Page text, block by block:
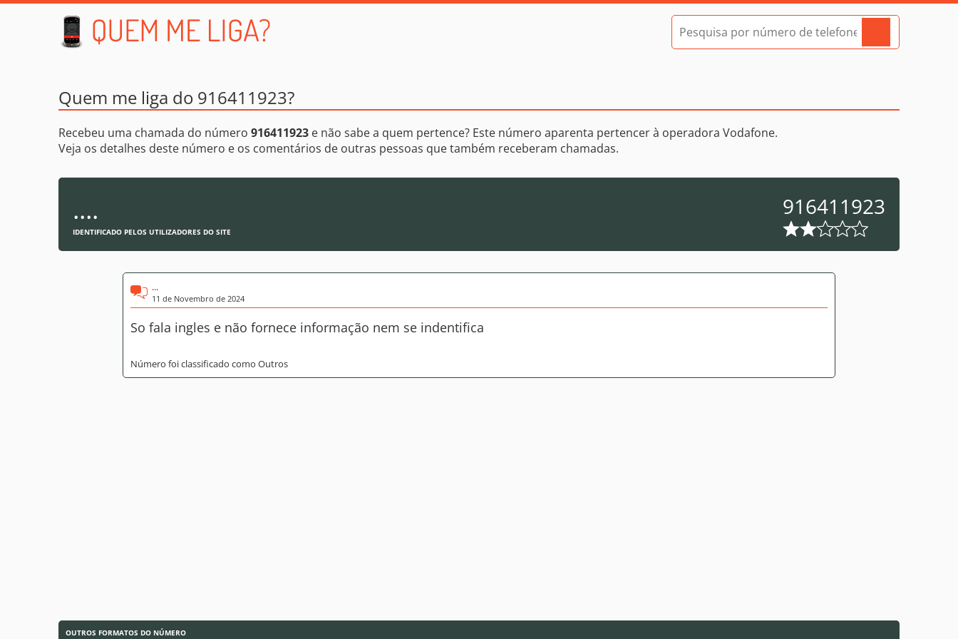
Quem me liga do 916411923?
Recebeu uma chamada do número 916411923 e não sabe a quem pertence? Este número aparenta pertencer à operadora Vodafone.
Veja os detalhes deste número e os comentários de outras pessoas que também receberam chamadas.
....
IDENTIFICADO PELOS UTILIZADORES DO SITE
916411923
...
11 de Novembro de 2024
So fala ingles e não fornece informação nem se indentifica
Número foi classificado como Outros
OUTROS FORMATOS DO NÚMERO